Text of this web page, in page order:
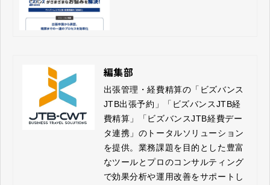
編集部
出張管理・経費精算の「ビズバンス
JTB出張予約」「ビズバンスJTB経
費精算」「ビズバンスJTB経費デー
タ連携」のトータルソリューション
を提供。業務課題を目的とした豊富
なツールとプロのコンサルティング
で効果分析や運用改善をサポートし